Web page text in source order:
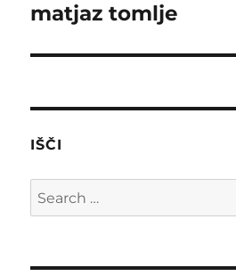
Next
matjaz tomlje
IŠČI
Search
for: